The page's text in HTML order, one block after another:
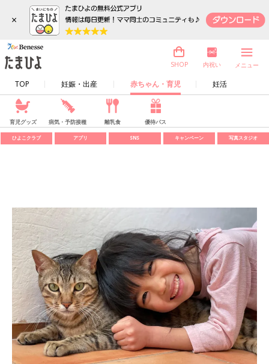
×
TOP 妊娠・出産 赤ちゃん・育児 妊活
SHOP 内祝い メニュー
育児グッズ 病気・予防接種 離乳食 優待パス
ひよこクラブ アプリ SNS キャンペーン 写真スタジオ